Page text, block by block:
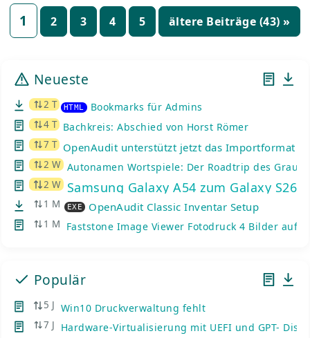
Seitennummerierung
der 1 2 3 4 5 ältere Beiträge (43) »
Neueste
2 T HTML Bookmarks für Admins
4 T Bachkreis: Abschied von Horst Römer
7 T OpenAudit unterstützt jetzt das Importformat
2 W Autonamen Wortspiele: Der Roadtrip des
2 W Samsung Galaxy A54 zum Galaxy
1 M EXE OpenAudit Classic Inventar Setup
1 M Faststone Image Viewer Fotodruck 4 Bilder auf
Populär
5 J Win10 Druckverwaltung fehlt
7 J Hardware-Virtualisierung mit UEFI und GPT- Disks